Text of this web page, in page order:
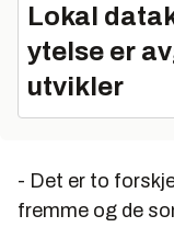
Lokal
ytelse er
utvikler
- Det er to
fremme og de